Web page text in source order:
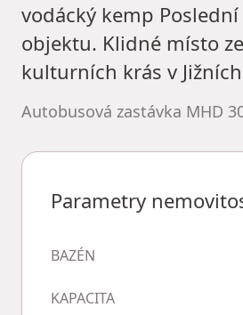
vodácký kemp
objektu. Klidné místo
kulturních krás v
Autobusová zastávka MHD
Parametry
BAZÉN
KAPACITA